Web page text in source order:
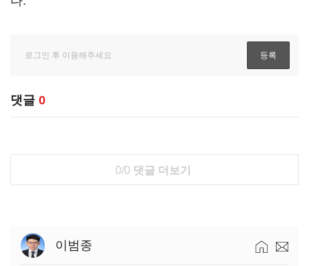
댓글 0
0/0 댓글 더보기
이범종